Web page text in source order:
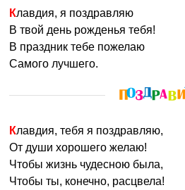
Клавдия, я поздравляю
В твой день рожденья тебя!
В праздник тебе пожелаю
Самого лучшего.
Клавдия, тебя я поздравляю,
От души хорошего желаю!
Чтобы жизнь чудесною была,
Чтобы ты, конечно, расцвела!